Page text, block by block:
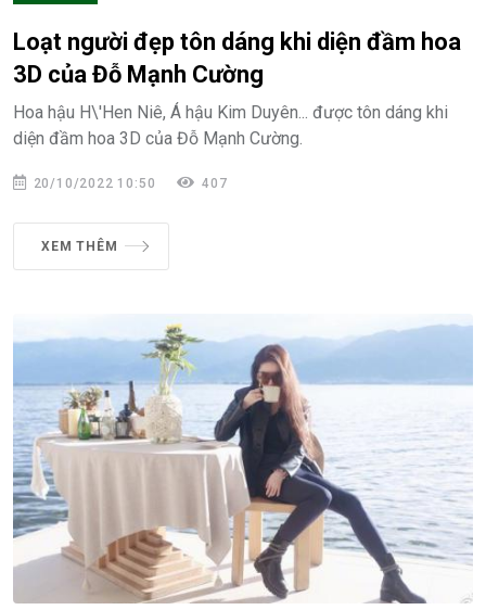
Loạt người đẹp tôn dáng khi diện đầm hoa
3D của Đỗ Mạnh Cường
Hoa hậu H\'Hen Niê, Á hậu Kim Duyên... được tôn dáng khi
diện đầm hoa 3D của Đỗ Mạnh Cường.
20/10/2022 10:50 407
XEM THÊM